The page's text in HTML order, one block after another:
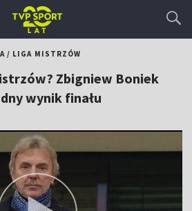
/ LIGA MISTRZÓW
Zbigniew Boniek
wynik finału